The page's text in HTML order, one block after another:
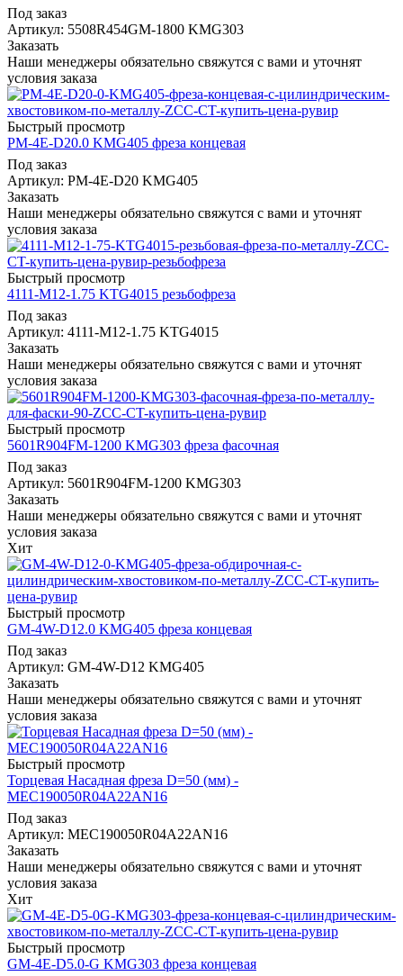
Под заказ
Артикул: 5508R454GM-1800 KMG303
Заказать
Наши менеджеры обязательно свяжутся с вами и уточнят
условия заказа
Быстрый просмотр
PM-4E-D20.0 KMG405 фреза концевая
Под заказ
Артикул: PM-4E-D20 KMG405
Заказать
Наши менеджеры обязательно свяжутся с вами и уточнят
условия заказа
Быстрый просмотр
4111-M12-1.75 KTG4015 резьбофреза
Под заказ
Артикул: 4111-M12-1.75 KTG4015
Заказать
Наши менеджеры обязательно свяжутся с вами и уточнят
условия заказа
Быстрый просмотр
5601R904FM-1200 KMG303 фреза фасочная
Под заказ
Артикул: 5601R904FM-1200 KMG303
Заказать
Наши менеджеры обязательно свяжутся с вами и уточнят
условия заказа
Хит
Быстрый просмотр
GM-4W-D12.0 KMG405 фреза концевая
Под заказ
Артикул: GM-4W-D12 KMG405
Заказать
Наши менеджеры обязательно свяжутся с вами и уточнят
условия заказа
Быстрый просмотр
Торцевая Насадная фреза D=50 (мм) -
MEC190050R04A22AN16
Под заказ
Артикул: MEC190050R04A22AN16
Заказать
Наши менеджеры обязательно свяжутся с вами и уточнят
условия заказа
Хит
Быстрый просмотр
GM-4E-D5.0-G KMG303 фреза концевая